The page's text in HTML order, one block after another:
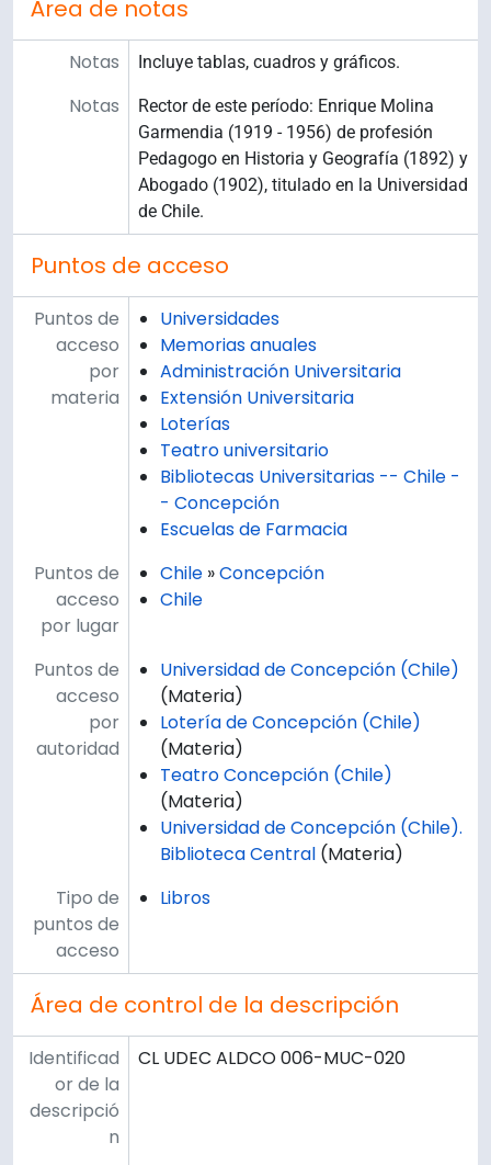
Área de notas
Notas Incluye tablas, cuadros y gráficos.
Notas
Rector de este período: Enrique Molina
Garmendia (1919 - 1956) de profesión
Pedagogo en Historia y Geografía (1892) y
Abogado (1902), titulado en la Universidad
de Chile.
Puntos de acceso
Puntos de
acceso
por
materia
Universidades
Memorias anuales
Administración Universitaria
Extensión Universitaria
Loterías
Teatro universitario
Bibliotecas Universitarias -- Chile -
- Concepción
Escuelas de Farmacia
Puntos de
acceso
por lugar
Chile »Concepción
Chile
Puntos de
acceso
por
autoridad
Universidad de Concepción (Chile)
(Materia)
Lotería de Concepción (Chile)
(Materia)
Teatro Concepción (Chile)
(Materia)
Universidad de Concepción (Chile).
Biblioteca Central (Materia)
Tipo de
puntos de
acceso
Libros
Área de control de la descripción
Identificad
or de la
descripció
n
CL UDEC ALDCO 006-MUC-020